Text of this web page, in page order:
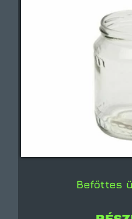
Befőttes